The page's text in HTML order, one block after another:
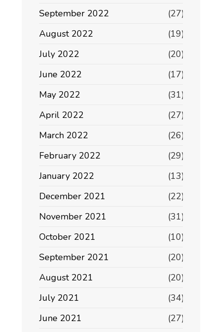
September 2022
(27)
August 2022
(19)
July 2022
(20)
June 2022
(17)
May 2022
(31)
April 2022
(27)
March 2022
(26)
February 2022
(29)
January 2022
(13)
December 2021
(22)
November 2021
(31)
October 2021
(10)
September 2021
(20)
August 2021
(20)
July 2021
(34)
June 2021
(27)